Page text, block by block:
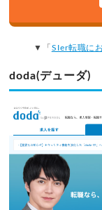
▼「 SIer転職に
doda(デューダ)